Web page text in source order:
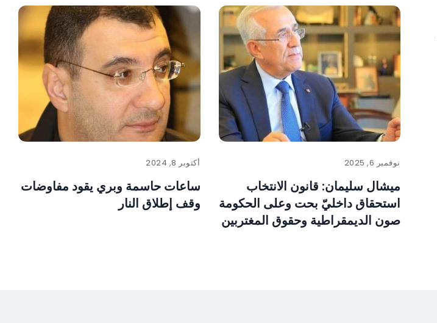
نوفمبر 6, 2025
ميشال سليمان: قانون الانتخاب
استحقاق داخليّ بحت وعلى الحكومة
صون الديمقراطية وحقوق المغتربين
أكتوبر 8, 2024
ساعات حاسمة وبري يقود مفاوضات
وقف إطلاق النار